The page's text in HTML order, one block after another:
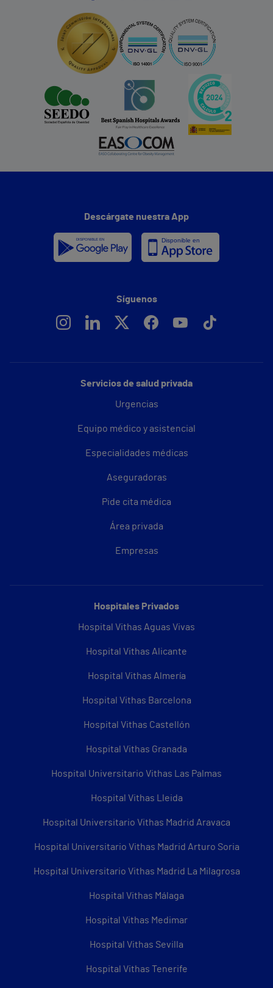
Servicios de salud privada
Urgencias
Equipo médico y asistencial
Especialidades médicas
Aseguradoras
Pide cita médica
Área privada
Empresas
Hospitales Privados
Hospital Vithas Aguas Vivas
Hospital Vithas Alicante
Hospital Vithas Almería
Hospital Vithas Barcelona
Hospital Vithas Castellón
Hospital Vithas Granada
Hospital Universitario Vithas Las Palmas
Hospital Vithas Lleida
Hospital Universitario Vithas Madrid Aravaca
Hospital Universitario Vithas Madrid Arturo Soria
Hospital Universitario Vithas Madrid La Milagrosa
Hospital Vithas Málaga
Hospital Vithas Medimar
Hospital Vithas Sevilla
Hospital Vithas Tenerife
Descárgate nuestra App
Síguenos